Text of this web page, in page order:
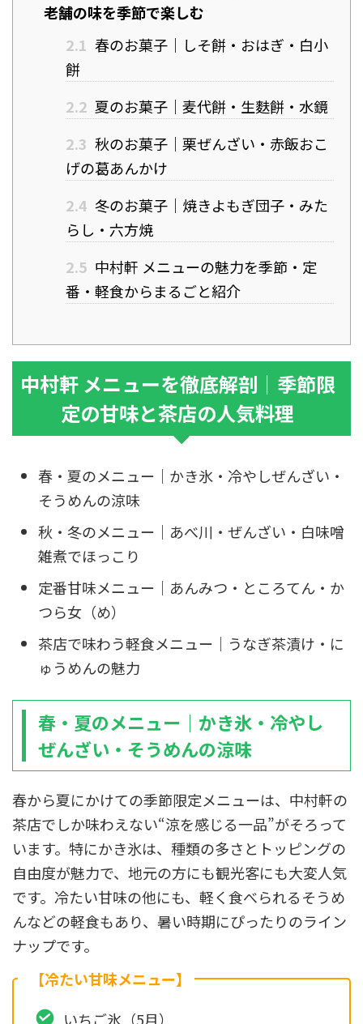
老舗の味を季節で楽しむ
2.1 春のお菓子｜しそ餅・おはぎ・白小
餅
2.2 夏のお菓子｜麦代餅・生麩餅・水鏡
2.3 秋のお菓子｜栗ぜんざい・赤飯おこ
げの葛あんかけ
2.4 冬のお菓子｜焼きよもぎ団子・みた
らし・六方焼
2.5 中村軒 メニューの魅力を季節・定
番・軽食からまるごと紹介
中村軒 メニューを徹底解剖｜季節限
定の甘味と茶店の人気料理
春・夏のメニュー｜かき氷・冷やしぜんざい・
そうめんの涼味
秋・冬のメニュー｜あべ川・ぜんざい・白味噌
雑煮でほっこり
定番甘味メニュー｜あんみつ・ところてん・か
つら女（め）
茶店で味わう軽食メニュー｜うなぎ茶漬け・に
ゅうめんの魅力
春・夏のメニュー｜かき氷・冷やし
ぜんざい・そうめんの涼味
春から夏にかけての季節限定メニューは、中村軒の
茶店でしか味わえない“涼を感じる一品”がそろって
います。特にかき氷は、種類の多さとトッピングの
自由度が魅力で、地元の方にも観光客にも大変人気
です。冷たい甘味の他にも、軽く食べられるそうめ
んなどの軽食もあり、暑い時期にぴったりのライン
ナップです。
【冷たい甘味メニュー】
いちご氷（5月）